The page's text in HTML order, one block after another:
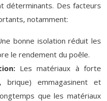
déterminants. Des facteurs
notamment:
bonne isolation réduit les
le rendement du poêle.
Les matériaux à forte
brique) emmagasinent et
que les matériaux